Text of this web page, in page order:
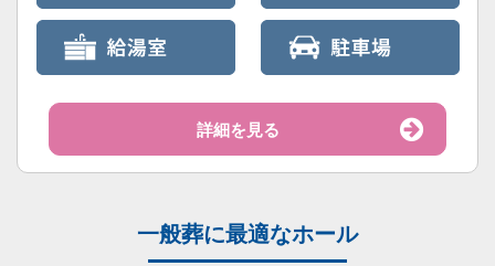
詳細を見る
一般葬に最適なホール